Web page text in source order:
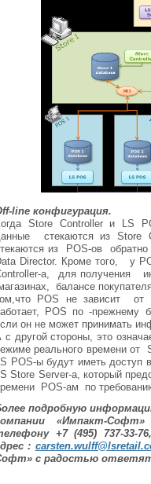
line конфигурация.
Store Controller и LS
стекаются из
из POS-ов
Director. Кроме того, у
а, для получения
балансе
POS не зависит
POS по -прежнему
он не может принимать
с другой стороны, это
реального времени от
POS-ы будут иметь доступ
Store Server-а, который
POS-ам по
подробную
«Импакт-
+7 (495) 737-33-
:
с радостью